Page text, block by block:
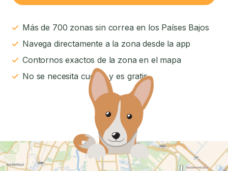
Más de 700 zonas sin correa en los Países Bajos
Navega directamente a la zona desde la app
Contornos exactos de la zona en el mapa
No se necesita cuenta y es gratis